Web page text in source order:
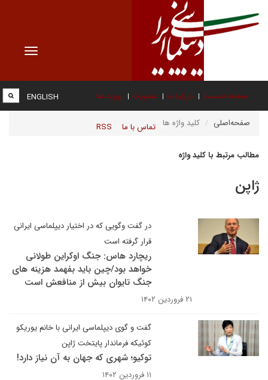
Toggle
صفحه نخست درباره ما عضویت پیوند ها
تماس با ما RSS
ENGLISH
صفحه‌اصلی کلید واژه ها
مطالب مرتبط با کلید واژه
ژاپن
در گفت وگویی که در اختیار دیپلماسی ایرانی
قرار گرفته است
ریچارد هاس: جنگ اوکراین طولانی
خواهد بود/چین باید بفهمد هزینه های
جنگ تایوان بیش از منافعش است
۲۱ فروردین ۱۴۰۲
گفت و گوی دیپلماسی ایرانی با خانم یوریکو
کوئیکه فرماندار پایتخت ژاپن
توکیو؛ شهری که جهان به آن نیاز دارد!
۱۱ فروردین ۱۴۰۲